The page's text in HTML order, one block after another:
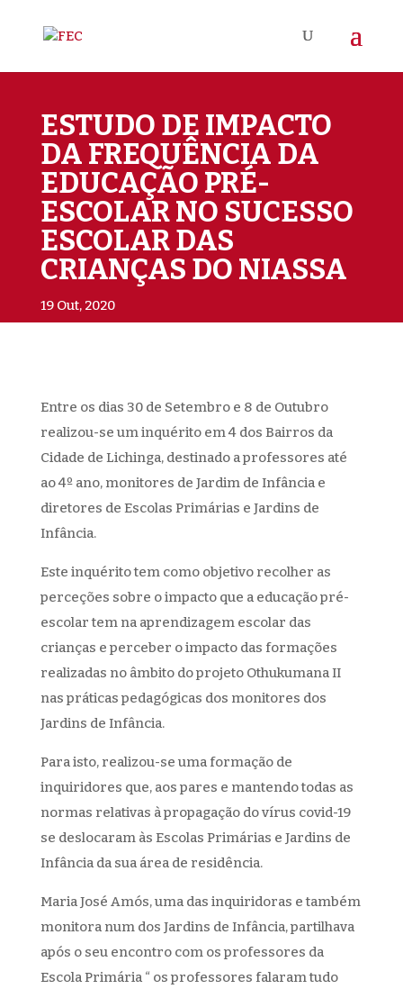
ESTUDO DE IMPACTO
DA FREQUÊNCIA DA
EDUCAÇÃO PRÉ-
ESCOLAR NO SUCESSO
ESCOLAR DAS
CRIANÇAS DO NIASSA
19 Out, 2020
Entre os dias 30 de Setembro e 8 de Outubro
realizou-se um inquérito em 4 dos Bairros da
Cidade de Lichinga, destinado a professores até
ao 4º ano, monitores de Jardim de Infância e
diretores de Escolas Primárias e Jardins de
Infância.
Este inquérito tem como objetivo recolher as
perceções sobre o impacto que a educação pré-
escolar tem na aprendizagem escolar das
crianças e perceber o impacto das formações
realizadas no âmbito do projeto Othukumana II
nas práticas pedagógicas dos monitores dos
Jardins de Infância.
Para isto, realizou-se uma formação de
inquiridores que, aos pares e mantendo todas as
normas relativas à propagação do vírus covid-19
se deslocaram às Escolas Primárias e Jardins de
Infância da sua área de residência.
Maria José Amós, uma das inquiridoras e também
monitora num dos Jardins de Infância, partilhava
após o seu encontro com os professores da
Escola Primária “ os professores falaram tudo